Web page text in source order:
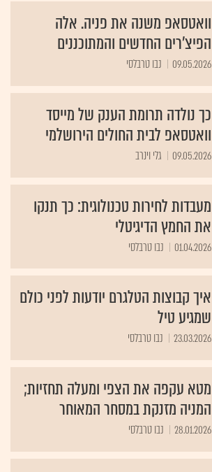
וואטסאפ משנה את פניה. אלה
הפיצ'רים החדשים והמתוכננים
09.05.2026 נבו טרבלסי
כך נולדה תרומת הענק של מייסד
וואטסאפ לבית החולים הירושלמי
09.05.2026 גלי וינרב
מעבדות לחירות טכנולוגית: כך תנקו
את החמץ הדיגיטלי
01.04.2026 נבו טרבלסי
איך קבוצות הטלגרם יודעות לפני כולם
שמגיע טיל
23.03.2026 נבו טרבלסי
מטא עקפה את הצפי ומעלה תחזיות;
המניה מזנקת במסחר המאוחר
28.01.2026 נבו טרבלסי